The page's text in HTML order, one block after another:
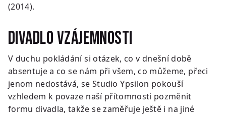
(2014).
Divadlo vzájemnosti
V duchu pokládání si otázek, co v dnešní době
absentuje a co se nám při všem, co můžeme, přeci
jenom nedostává, se Studio Ypsilon pokouší
vzhledem k povaze naší přítomnosti pozměnit
formu divadla, takže se zaměřuje ještě i na jiné